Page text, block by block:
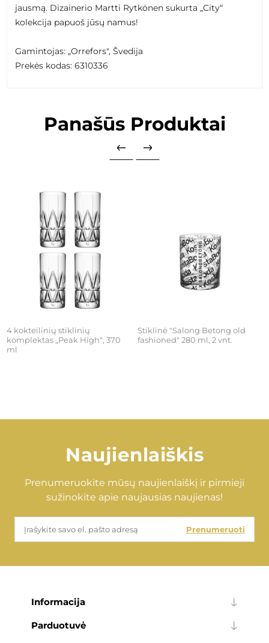
jausmą. Dizainerio Martti Rytkönen sukurta „City“
kolekcija papuoš jūsų namus!
Gamintojas: „Orrefors", Švedija
Prekės kodas: 6310336
Panašūs Produktai
4 kokteilinių stiklinių
komplektas „Peak High“, 370
ml
Stiklinė "Salong Betong old
fashioned" 280 ml, 2 vnt.
Naujienlaiškis
Prenumeruokite mūsų naujienlaiškį ir pirmieji
sužinokite apie naujausias naujienas!
Prenumeruoti
Informacija
Parduotuvė